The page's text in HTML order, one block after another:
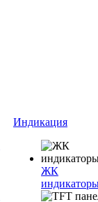
Индикация
ЖК